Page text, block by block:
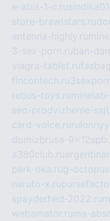
e-abis-1-c.ru
store-brawlstars.ru
antenna-highly.ru
3-sex-porn.ruban-
viagra-tablet.ru
fincontech.ru
rebus-toys.ru
seo-prodvizhenie-
card-voice.ru
domizbrusa-
a380club.ru
perk-oka.rug-
naruto-x.ru
spayderhed-2022.ru
webamator.ru ma-